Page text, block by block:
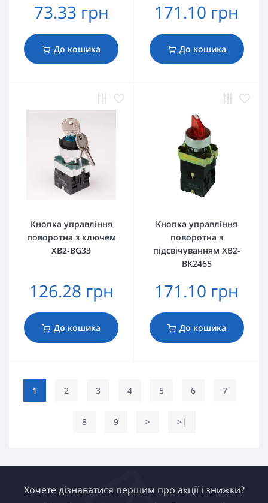
73.33 грн
До кошика
171.10 грн
До кошика
Кнопка управління
поворотна з ключем
XB2-BG33
126.28 грн
До кошика
Кнопка управління
поворотна з
підсвічуванням XB2-
BK2465
171.10 грн
До кошика
1 2 3 4 5 6 7
8 9 > >|
Хочете дізнаватися першим про акції і знижки?